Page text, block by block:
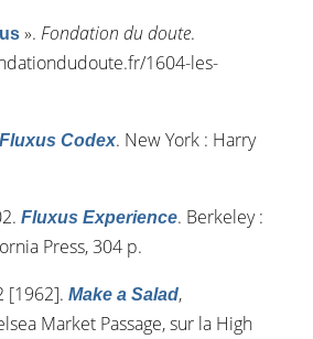
». Fondation du doute.
1604-les-
Fluxus Codex. New York : Harry
Fluxus Experience. Berkeley :
Press, 304 p.
[1962]. Make a Salad,
Market Passage, sur la High